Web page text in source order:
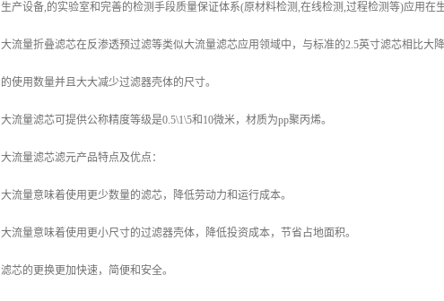
生产设备,的实验室和完善的检测手段质量保证体系(原材料检测,在线检测,过程检测等)应用在
大流量折叠滤芯在反渗透预过滤等类似大流量滤芯应用领域中，与标准的2.5英寸滤芯相比
的使用数量并且大大减少过滤器壳体的尺寸。
大流量滤芯可提供公称精度等级是0.5\1\5和10微米，材质为pp聚丙烯。
大流量滤芯滤元产品特点及优点：
大流量意味着使用更少数量的滤芯，降低劳动力和运行成本。
大流量意味着使用更小尺寸的过滤器壳体，降低投资成本，节省占地面积。
滤芯的更换更加快速，简便和安全。